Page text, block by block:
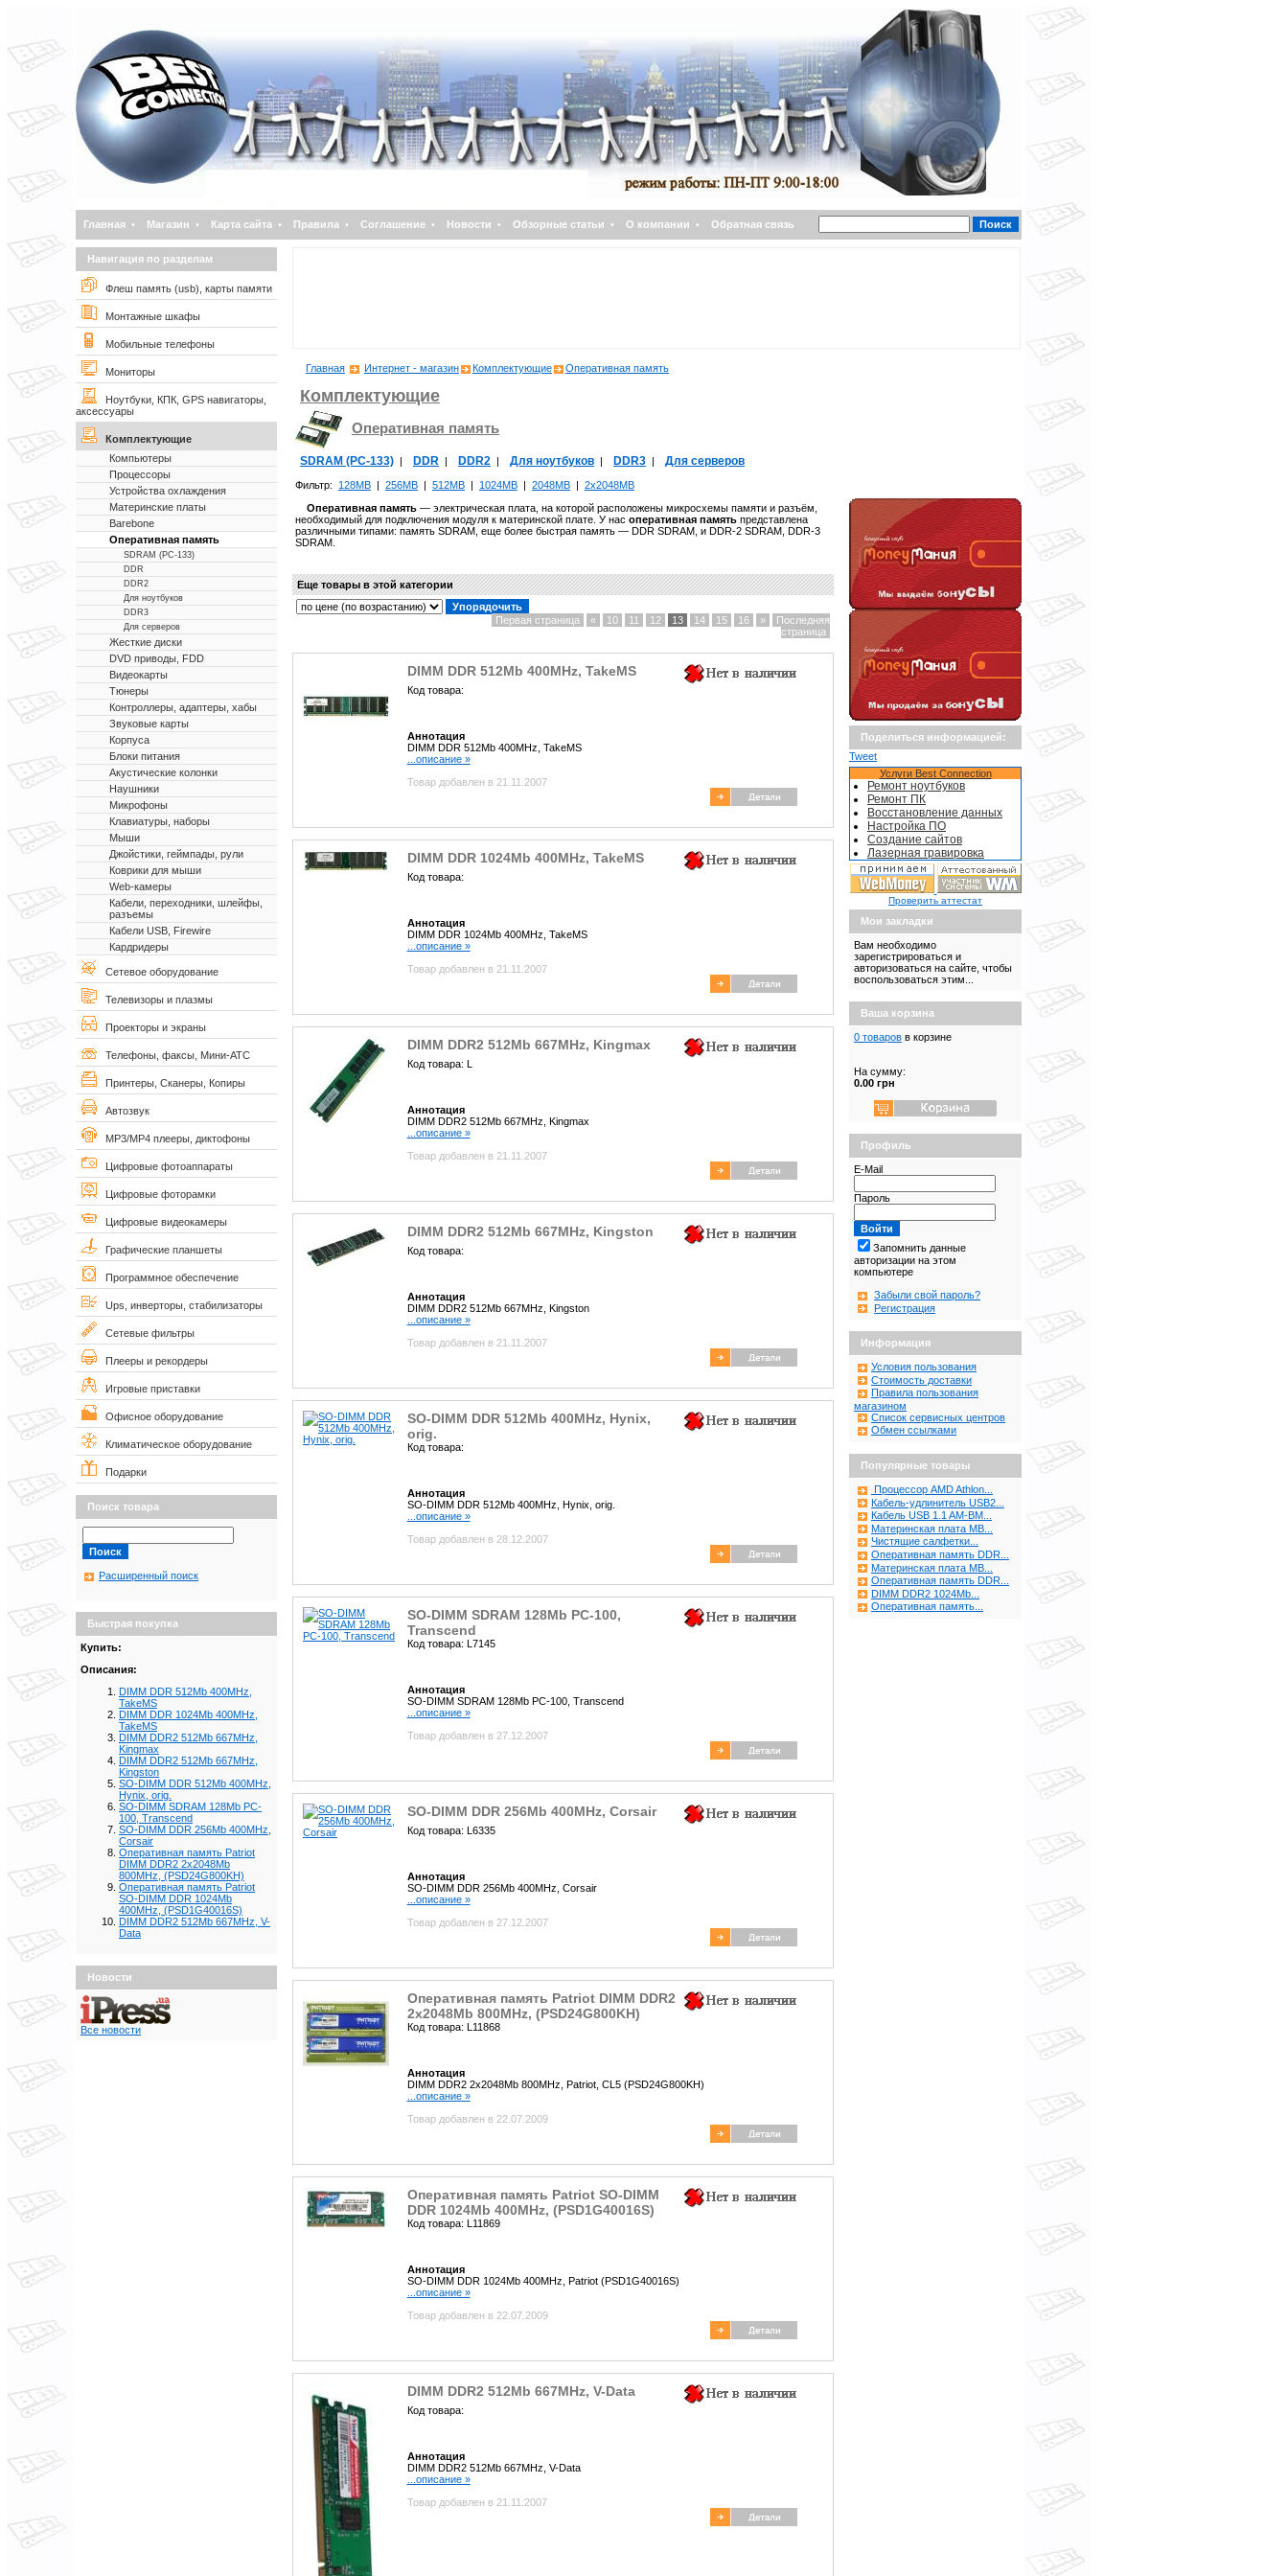
Главная • Магазин • Карта сайта • Правила • Соглашение • Новости • Обзорные статьи • О компании • Обратная связь
Навигация по разделам
Флеш память (usb), карты памяти
Монтажные шкафы
Мобильные телефоны
Мониторы
Ноутбуки, КПК, GPS навигаторы,
аксессуары
Комплектующие
Компьютеры
Процессоры
Устройства охлаждения
Материнские платы
Barebone
Оперативная память
SDRAM (PC-133)
DDR
DDR2
Для ноутбуков
DDR3
Для серверов
Жесткие диски
DVD приводы, FDD
Видеокарты
Тюнеры
Контроллеры, адаптеры, хабы
Звуковые карты
Корпуса
Блоки питания
Акустические колонки
Наушники
Микрофоны
Клавиатуры, наборы
Мыши
Джойстики, геймпады, рули
Коврики для мыши
Web-камеры
Кабели, переходники, шлейфы,
разъемы
Кабели USB, Firewire
Кардридеры
Сетевое оборудование
Телевизоры и плазмы
Проекторы и экраны
Телефоны, факсы, Мини-АТС
Принтеры, Сканеры, Копиры
Автозвук
MP3/MP4 плееры, диктофоны
Цифровые фотоаппараты
Цифровые фоторамки
Цифровые видеокамеры
Графические планшеты
Программное обеспечение
Ups, инверторы, стабилизаторы
Сетевые фильтры
Плееры и рекордеры
Игровые приставки
Офисное оборудование
Климатическое оборудование
Подарки
Поиск товара
Расширенный поиск
Быстрая покупка
Купить:
Описания:
DIMM DDR 512Mb 400MHz,
TakeMS
DIMM DDR 1024Mb 400MHz,
TakeMS
DIMM DDR2 512Mb 667MHz,
Kingmax
DIMM DDR2 512Mb 667MHz,
Kingston
SO-DIMM DDR 512Mb 400MHz,
Hynix, orig.
SO-DIMM SDRAM 128Mb PC-
100, Transcend
SO-DIMM DDR 256Mb 400MHz,
Corsair
Оперативная память Patriot
DIMM DDR2 2x2048Mb
800MHz, (PSD24G800KH)
Оперативная память Patriot
SO-DIMM DDR 1024Mb
400MHz, (PSD1G40016S)
DIMM DDR2 512Mb 667MHz, V-
Data
Новости
Все новости
Главная Интернет - магазин Комплектующие Оперативная память
Комплектующие
Оперативная память
SDRAM (PC-133) | DDR | DDR2 | Для ноутбуков | DDR3 | Для серверов
Фильтр: 128MB | 256MB | 512MB | 1024MB | 2048MB | 2x2048MB
Оперативная память — электрическая плата, на которой расположены микросхемы памяти и разъём,
необходимый для подключения модуля к материнской плате. У нас оперативная память представлена
различными типами: память SDRAM, еще более быстрая память — DDR SDRAM, и DDR-2 SDRAM, DDR-3
SDRAM.
Еще товары в этой категории
Первая страница « 10 11 12 13 14 15 16 »
Последняя
страница
DIMM DDR 512Mb 400MHz, TakeMS
Код товара:
Аннотация
DIMM DDR 512Mb 400MHz, TakeMS
...описание »
Товар добавлен в 21.11.2007
DIMM DDR 1024Mb 400MHz, TakeMS
Код товара:
Аннотация
DIMM DDR 1024Mb 400MHz, TakeMS
...описание »
Товар добавлен в 21.11.2007
DIMM DDR2 512Mb 667MHz, Kingmax
Код товара: L
Аннотация
DIMM DDR2 512Mb 667MHz, Kingmax
...описание »
Товар добавлен в 21.11.2007
DIMM DDR2 512Mb 667MHz, Kingston
Код товара:
Аннотация
DIMM DDR2 512Mb 667MHz, Kingston
...описание »
Товар добавлен в 21.11.2007
SO-DIMM DDR 512Mb 400MHz, Hynix,
orig.
Код товара:
Аннотация
SO-DIMM DDR 512Mb 400MHz, Hynix, orig.
...описание »
Товар добавлен в 28.12.2007
SO-DIMM SDRAM 128Mb PC-100,
Transcend
Код товара: L7145
Аннотация
SO-DIMM SDRAM 128Mb PC-100, Transcend
...описание »
Товар добавлен в 27.12.2007
SO-DIMM DDR 256Mb 400MHz, Corsair
Код товара: L6335
Аннотация
SO-DIMM DDR 256Mb 400MHz, Corsair
...описание »
Товар добавлен в 27.12.2007
Оперативная память Patriot DIMM DDR2
2x2048Mb 800MHz, (PSD24G800KH)
Код товара: L11868
Аннотация
DIMM DDR2 2x2048Mb 800MHz, Patriot, CL5 (PSD24G800KH)
...описание »
Товар добавлен в 22.07.2009
Оперативная память Patriot SO-DIMM
DDR 1024Mb 400MHz, (PSD1G40016S)
Код товара: L11869
Аннотация
SO-DIMM DDR 1024Mb 400MHz, Patriot (PSD1G40016S)
...описание »
Товар добавлен в 22.07.2009
DIMM DDR2 512Mb 667MHz, V-Data
Код товара:
Аннотация
DIMM DDR2 512Mb 667MHz, V-Data
...описание »
Товар добавлен в 21.11.2007
Поделиться информацией:
Tweet
Услуги Best Connection
Ремонт ноутбуков
Ремонт ПК
Восстановление данных
Настройка ПО
Создание сайтов
Лазерная гравировка
Проверить аттестат
Мои закладки
Вам необходимо
зарегистрироваться и
авторизоваться на сайте, чтобы
воспользоваться этим...
Ваша корзина
0 товаров в корзине
На сумму:
0.00 грн
Профиль
E-Mail
Пароль
Запомнить данные
авторизации на этом
компьютере
Забыли свой пароль?
Регистрация
Информация
Условия пользования
Стоимость доставки
Правила пользования
магазином
Список сервисных центров
Обмен ссылками
Популярные товары
Процессор AMD Athlon...
Кабель-удлинитель USB2...
Кабель USB 1.1 AM-BM...
Материнская плата MB...
Чистящие салфетки...
Оперативная память DDR...
Материнская плата MB...
Оперативная память DDR...
DIMM DDR2 1024Mb...
Оперативная память...